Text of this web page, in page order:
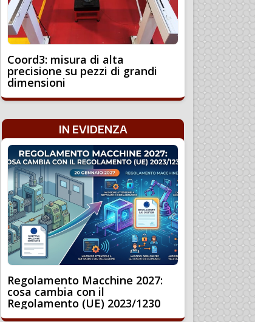
Coord3: misura di alta
precisione su pezzi di grandi
dimensioni
IN EVIDENZA
Regolamento Macchine 2027:
cosa cambia con il
Regolamento (UE) 2023/1230